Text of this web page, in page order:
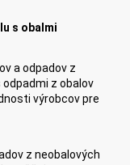
s obalmi
a odpadov z
z obalov
výrobcov pre
z neobalových